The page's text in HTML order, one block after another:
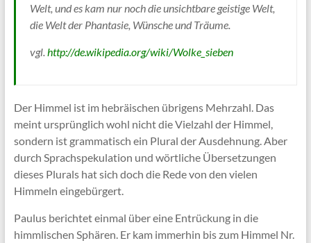
Welt, und es kam nur noch die unsichtbare geistige Welt,
die Welt der Phantasie, Wünsche und Träume.
vgl.http://de.wikipedia.org/wiki/Wolke_sieben
Der Himmel ist im hebräischen übrigens Mehrzahl. Das
meint ursprünglich wohl nicht die Vielzahl der Himmel,
sondern ist grammatisch ein Plural der Ausdehnung. Aber
durch Sprachspekulation und wörtliche Übersetzungen
dieses Plurals hat sich doch die Rede von den vielen
Himmeln eingebürgert.
Paulus berichtet einmal über eine Entrückung in die
himmlischen Sphären. Er kam immerhin bis zum Himmel Nr.